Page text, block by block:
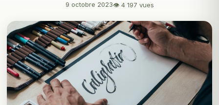
9 octobre 2023👁 4 197 vues